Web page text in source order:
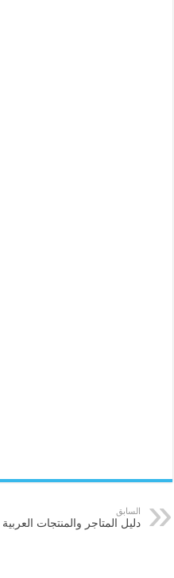
السابق
دليل المتاجر والمنتجات العربية